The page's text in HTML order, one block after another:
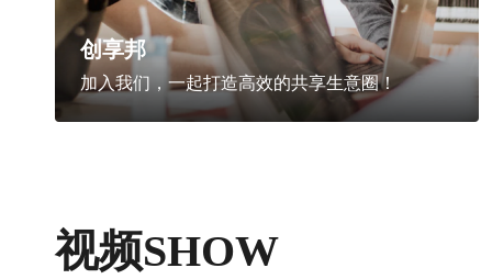
创享邦
加入我们，一起打造高效的共享生意圈！
视频SHOW